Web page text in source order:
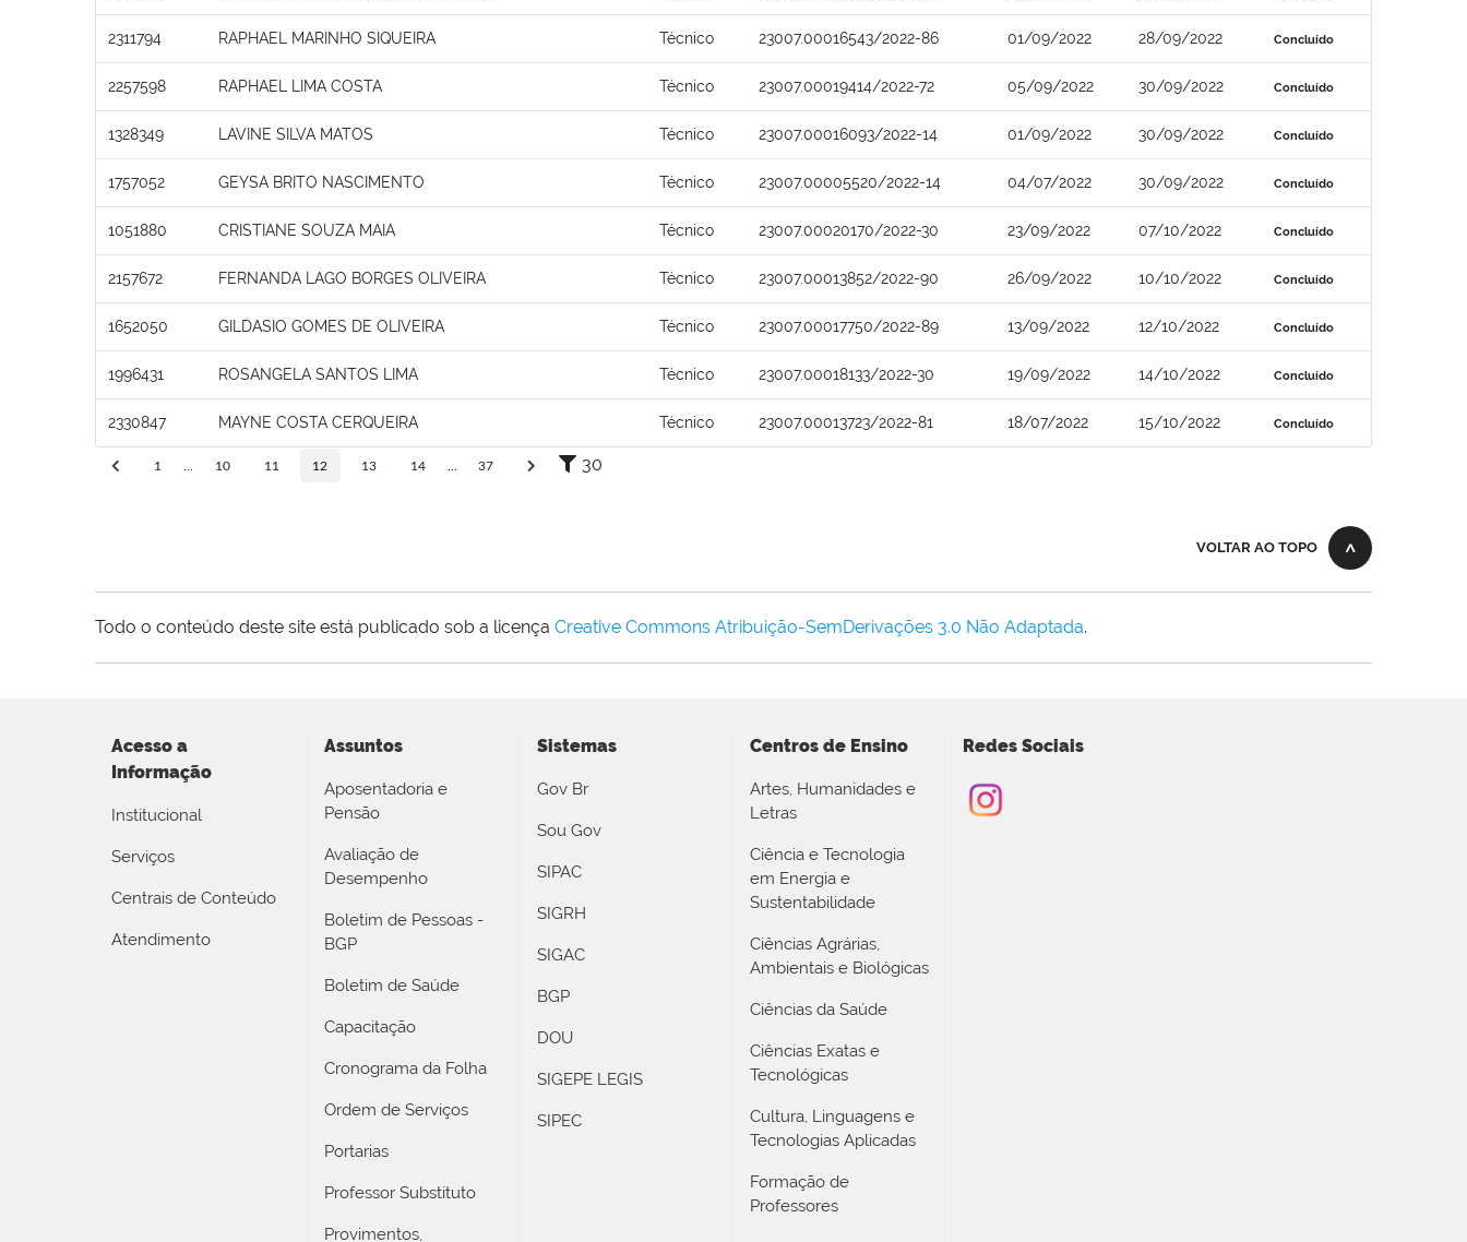
2311794 RAPHAEL MARINHO SIQUEIRA Técnico 23007.00016543/2022-86 01/09/2022 28/09/2022 Concluído
2257598 RAPHAEL LIMA COSTA Técnico 23007.00019414/2022-72 05/09/2022 30/09/2022 Concluído
1328349 LAVINE SILVA MATOS Técnico 23007.00016093/2022-14 01/09/2022 30/09/2022 Concluído
1757052 GEYSA BRITO NASCIMENTO Técnico 23007.00005520/2022-14 04/07/2022 30/09/2022 Concluído
1051880 CRISTIANE SOUZA MAIA Técnico 23007.00020170/2022-30 23/09/2022 07/10/2022 Concluído
2157672 FERNANDA LAGO BORGES OLIVEIRA Técnico 23007.00013852/2022-90 26/09/2022 10/10/2022 Concluído
1652050 GILDASIO GOMES DE OLIVEIRA Técnico 23007.00017750/2022-89 13/09/2022 12/10/2022 Concluído
1996431 ROSANGELA SANTOS LIMA Técnico 23007.00018133/2022-30 19/09/2022 14/10/2022 Concluído
2330847 MAYNE COSTA CERQUEIRA Técnico 23007.00013723/2022-81 18/07/2022 15/10/2022 Concluído
1 10 11 12 13 14 37 30
VOLTAR AO TOPO
Todo o conteúdo deste site está publicado sob a licença Creative Commons Atribuição-SemDerivações 3.0 Não Adaptada.
Acesso a
Informação
Institucional
Serviços
Centrais de Conteúdo
Atendimento
Assuntos
Aposentadoria e
Pensão
Avaliação de
Desempenho
Boletim de Pessoas -
BGP
Boletim de Saúde
Capacitação
Cronograma da Folha
Ordem de Serviços
Portarias
Professor Substituto
Provimentos,
Sistemas
Gov Br
Sou Gov
SIPAC
SIGRH
SIGAC
BGP
DOU
SIGEPE LEGIS
SIPEC
Centros de Ensino
Artes, Humanidades e
Letras
Ciência e Tecnologia
em Energia e
Sustentabilidade
Ciências Agrárias,
Ambientais e Biológicas
Ciências da Saúde
Ciências Exatas e
Tecnológicas
Cultura, Linguagens e
Tecnologias Aplicadas
Formação de
Professores
Redes Sociais